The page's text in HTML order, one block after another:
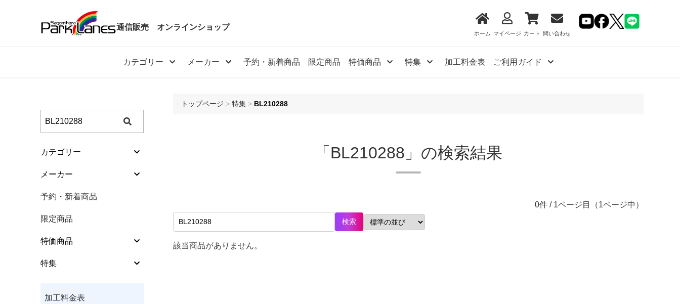
通信販売 オンラインショップ
ホーム マイページ カート 問い合わせ
カテゴリー メーカー 予約・新着商品 限定商品 特価商品 特集 加工料金表 ご利用ガイド
特価商品
特集
カテゴリー
ボール
バッグ
ウエア
グローブ･リストサポ
メーカー
予約・新着商品
限定商品
特価商品
特集
加工料金表
トップページ > 特集 > BL210288
「BL210288」の検索結果
0件 / 1ページ目（1ページ中）
検索
該当商品がありません。